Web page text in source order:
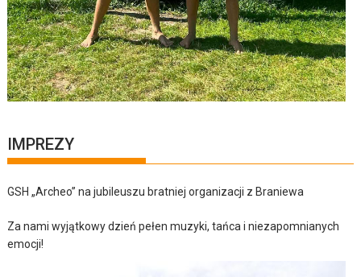
IMPREZY
GSH „Archeo” na jubileuszu bratniej organizacji z Braniewa
Za nami wyjątkowy dzień pełen muzyki, tańca i niezapomnianych
emocji!